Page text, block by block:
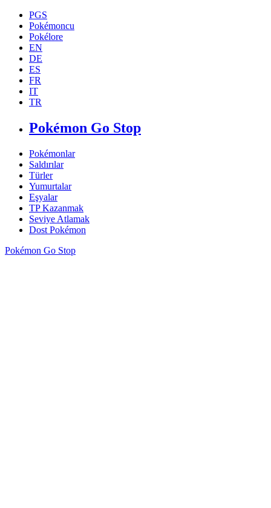
PGS
Pokémoncu
Pokélore
EN
DE
ES
FR
IT
TR
Pokémon Go Stop
Pokémonlar
Saldırılar
Türler
Yumurtalar
Eşyalar
TP Kazanmak
Seviye Atlamak
Dost Pokémon
Pokémon Go Stop